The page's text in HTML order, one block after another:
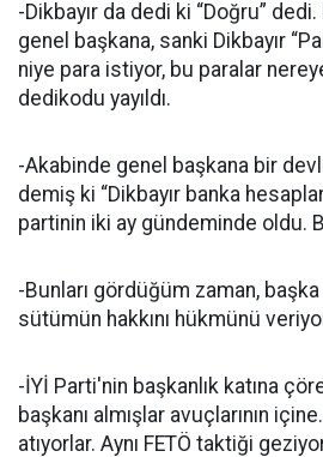
-Dikbayır da dedi ki “Doğru”
genel başkana, sanki Dikbayır
niye para istiyor, bu paralar
dedikodu yayıldı.
-Akabinde genel başkana bir
demiş ki “Dikbayır banka
partinin iki ay gündeminde oldu.
-Bunları gördüğüm zaman,
sütümün hakkını hükmünü
-İYİ Parti'nin başkanlık katına
başkanı almışlar avuçlarının
atıyorlar. Aynı FETÖ taktiği